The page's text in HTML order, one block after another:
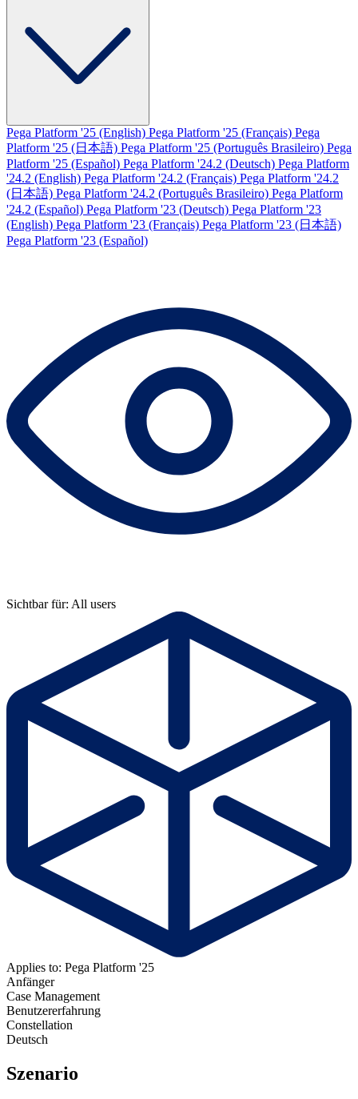
Pega Platform '25 (English) Pega Platform '25 (Français) Pega
Platform '25 (日本語) Pega Platform '25 (Português Brasileiro) Pega
Platform '25 (Español) Pega Platform '24.2 (Deutsch) Pega Platform
'24.2 (English) Pega Platform '24.2 (Français) Pega Platform '24.2
(日本語) Pega Platform '24.2 (Português Brasileiro) Pega Platform
'24.2 (Español) Pega Platform '23 (Deutsch) Pega Platform '23
(English) Pega Platform '23 (Français) Pega Platform '23 (日本語)
Pega Platform '23 (Español)
Sichtbar für: All users
Applies to: Pega Platform '25
Anfänger
Case Management
Benutzererfahrung
Constellation
Deutsch
Szenario